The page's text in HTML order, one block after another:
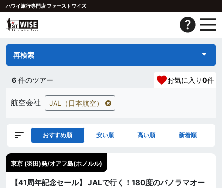
ハワイ旅行専門店 ファーストワイズ
再検索
6 件のツアー お気に入り0件
航空会社 JAL（日本航空）
おすすめ順 安い順 高い順 新着順
東京 (羽田)発/オアフ島(ホノルル)
【41周年記念セール】 JALで行く！180度のパノラマオー